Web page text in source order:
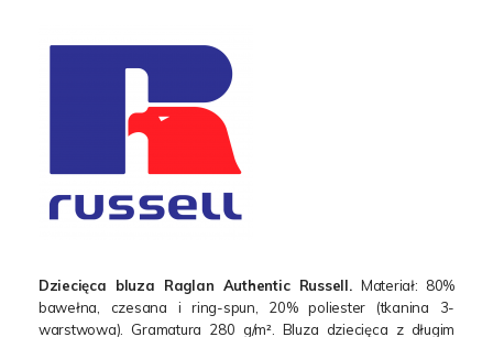
Dziecięca bluza Raglan Authentic Russell. Materiał: 80%
bawełna, czesana i ring-spun, 20% poliester (tkanina 3-
warstwowa). Gramatura 280 g/m². Bluza dziecięca z długim